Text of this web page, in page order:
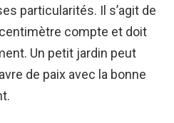
particularités. Il s’agit de
compte et doit
Un petit jardin peut
de paix avec la bonne